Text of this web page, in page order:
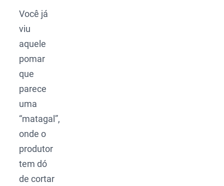
Você já
viu
aquele
pomar
que
parece
uma
“matagal”,
onde o
produtor
tem dó
de cortar